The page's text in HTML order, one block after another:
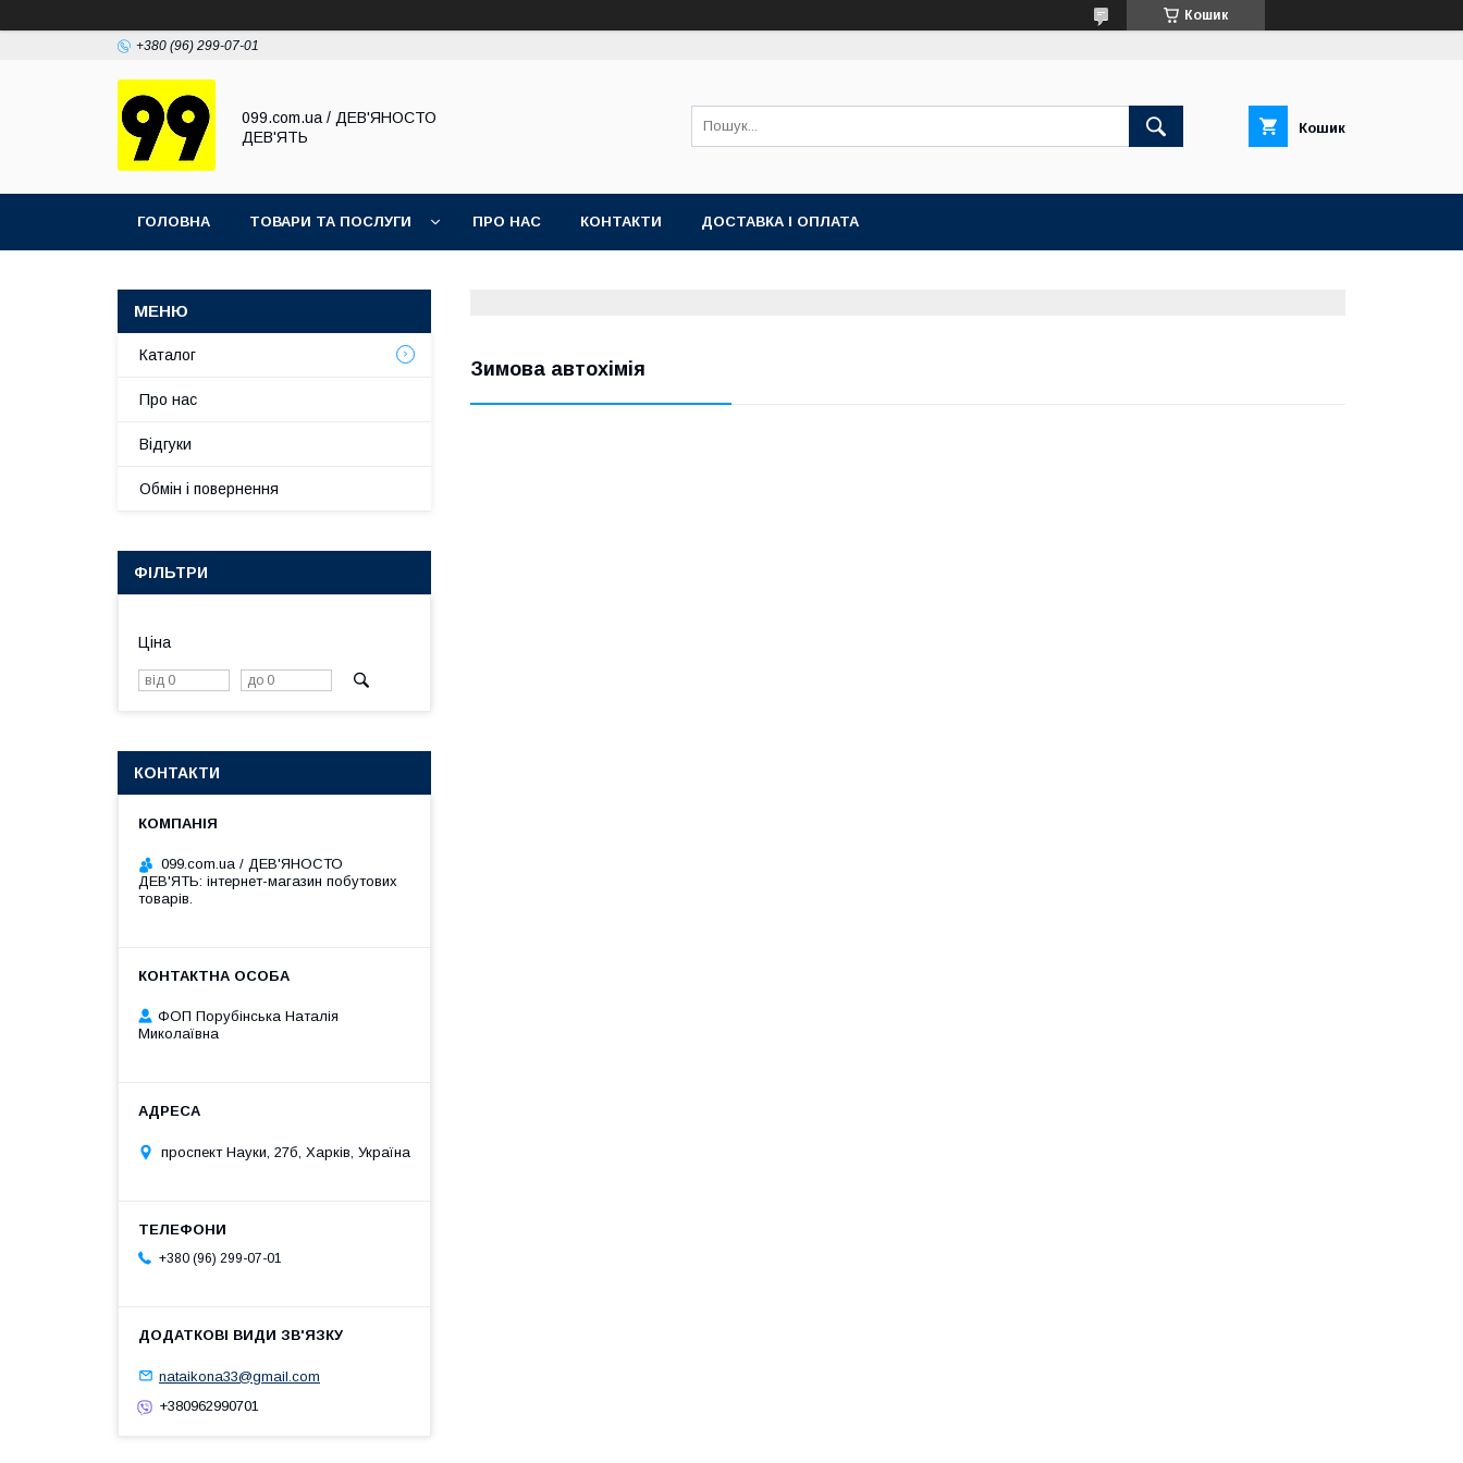
Кошик
+380 (96) 299-07-01
099.com.ua / ДЕВ'ЯНОСТО
ДЕВ'ЯТЬ
Кошик
ГОЛОВНА ТОВАРИ ТА ПОСЛУГИ ПРО НАС КОНТАКТИ ДОСТАВКА І ОПЛАТА
Зимова автохімія
Каталог
Про нас
Відгуки
Обмін і повернення
ФІЛЬТРИ
Ціна
КОНТАКТИ
099.com.ua / ДЕВ'ЯНОСТО
ДЕВ'ЯТЬ: інтернет-магазин побутових
товарів.
ФОП Порубінська Наталія
Миколаївна
проспект Науки, 27б, Харків, Україна
+380 (96) 299-07-01
nataikona33@gmail.com
+380962990701